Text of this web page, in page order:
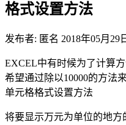
格式设置方法
发布者: 匿名 2018年05月29
EXCEL中有时候为了计算
希望通过除以10000的方法
单元格格式设置方法
将要显示万元为单位的地方